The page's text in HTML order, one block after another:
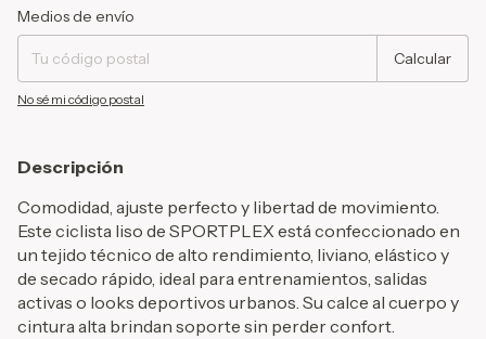
Entregas para el CP:
Medios de envío
Calcular
No sé mi código postal
Descripción
Comodidad, ajuste perfecto y libertad de movimiento.
Este ciclista liso de SPORTPLEX está confeccionado en
un tejido técnico de alto rendimiento, liviano, elástico y
de secado rápido, ideal para entrenamientos, salidas
activas o looks deportivos urbanos. Su calce al cuerpo y
cintura alta brindan soporte sin perder confort.